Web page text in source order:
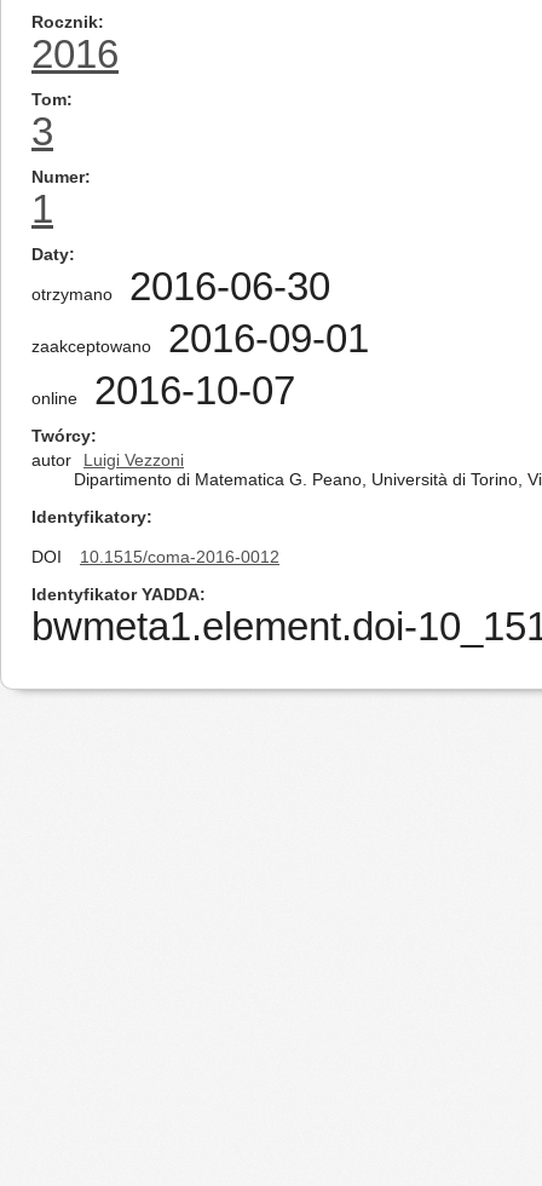
Rocznik
2016
Tom
3
Numer
1
Daty
otrzymano 2016-06-30
zaakceptowano 2016-09-01
online 2016-10-07
Twórcy
autor
Luigi Vezzoni
Dipartimento di Matematica G. Peano, Università di Torino,
Identyfikatory
DOI
10.1515/coma-2016-0012
Identyfikator YADDA
bwmeta1.element.doi-